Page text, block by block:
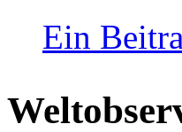
Ein